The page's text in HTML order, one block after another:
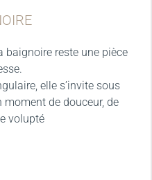
baignoire reste une pièce
elle s’invite sous
de douceur, de
volupté